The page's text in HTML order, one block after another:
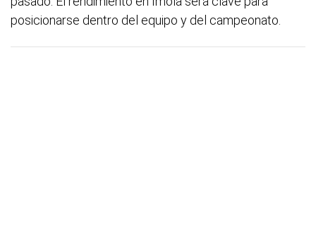
posicionarse dentro del equipo y del campeonato.